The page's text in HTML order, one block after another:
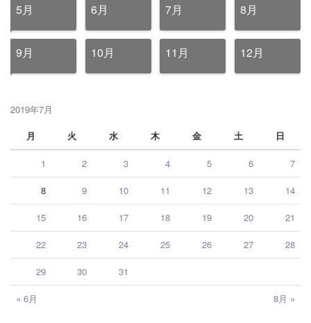
5月 6月 7月 8月
9月 10月 11月 12月
2019年7月
月
火 水 木 金 土 日
« 6月 8月 »
1 2 3 4 5 6 7
8 9 10 11 12 13 14
15 16 17 18 19 20 21
22 23 24 25 26 27 28
29 30 31